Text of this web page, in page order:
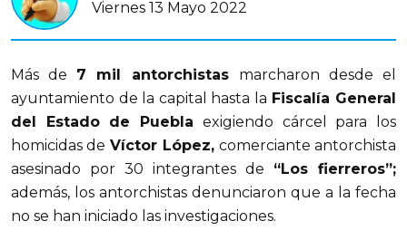
Viernes 13 Mayo 2022
Más de 7 mil antorchistas marcharon desde el
ayuntamiento de la capital hasta la Fiscalía General
del Estado de Pueblaexigiendo cárcel para los
homicidas de Víctor López, comerciante antorchista
asesinado por 30 integrantes de “Los fierreros”;
además, los antorchistas denunciaron que a la fecha
no se han iniciado las investigaciones.